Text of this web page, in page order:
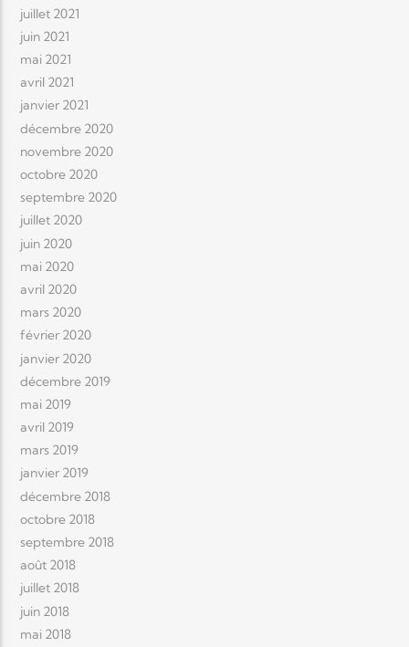
juillet 2021
juin 2021
mai 2021
avril 2021
janvier 2021
décembre 2020
novembre 2020
octobre 2020
septembre 2020
juillet 2020
juin 2020
mai 2020
avril 2020
mars 2020
février 2020
janvier 2020
décembre 2019
mai 2019
avril 2019
mars 2019
janvier 2019
décembre 2018
octobre 2018
septembre 2018
août 2018
juillet 2018
juin 2018
mai 2018